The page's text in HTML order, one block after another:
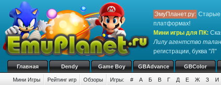
ЭмуПланет.ру: Старые
платформах!
Мини игры для ПК:
Лилу агентство
регистрации, буква "Л"
Главная Dendy Game Boy GBAdvance GBColor
Мини Игры Рейтинг игр Обзоры Игры: # А Б В Г Д Е Ж З И